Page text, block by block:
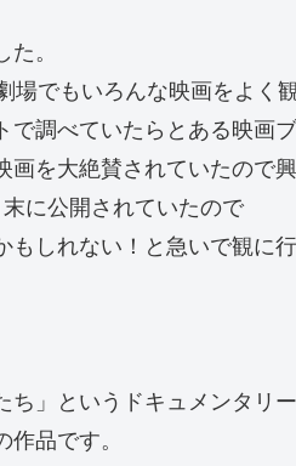
。
でもいろんな映画をよく観
調べていたらとある映画ブ
を大絶賛されていたので興
に公開されていたので
しれない！と急いで観に行
」というドキュメンタリー
品です。